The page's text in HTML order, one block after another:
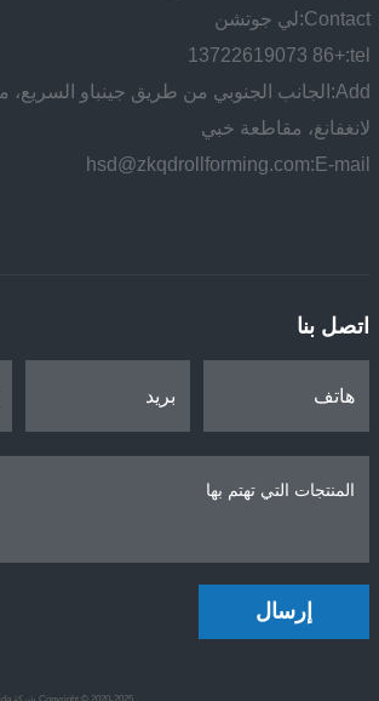
Contact: لي جوتشن
tel:
+86 13722619073
Add:
الجانب الجنوبي من طريق جينباو السريع،
لانغفانغ، مقاطعة خبي
E-mail:
hsd@zkqdrollforming.com
اتصل بنا
إرسال